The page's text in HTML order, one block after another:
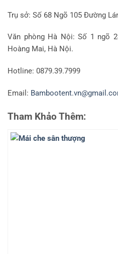
Trụ sở: Số 68 Ngõ 105 Đường
Văn phòng Hà Nội: Số 1 ngõ
Hoàng Mai, Hà Nội.
Hotline: 0879.39.7999
Email:
Tham Khảo Thêm: